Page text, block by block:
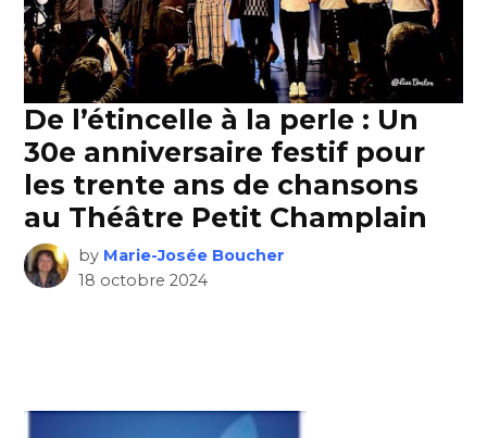
De l’étincelle à la perle : Un
30e anniversaire festif pour
les trente ans de chansons
au Théâtre Petit Champlain
by Marie-Josée Boucher
18 octobre 2024